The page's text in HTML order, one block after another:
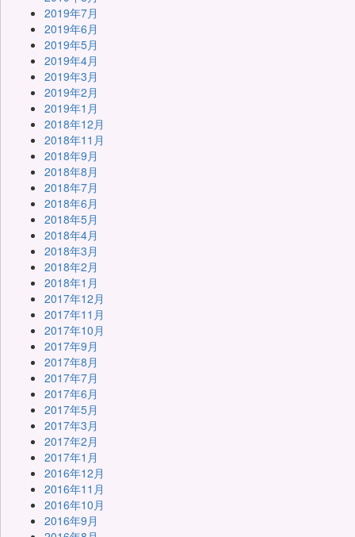
2019年7月
2019年6月
2019年5月
2019年4月
2019年3月
2019年2月
2019年1月
2018年12月
2018年11月
2018年9月
2018年8月
2018年7月
2018年6月
2018年5月
2018年4月
2018年3月
2018年2月
2018年1月
2017年12月
2017年11月
2017年10月
2017年9月
2017年8月
2017年7月
2017年6月
2017年5月
2017年3月
2017年2月
2017年1月
2016年12月
2016年11月
2016年10月
2016年9月